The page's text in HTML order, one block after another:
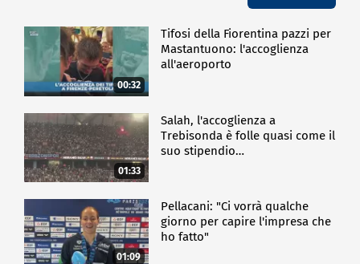
00:32
Tifosi della Fiorentina pazzi per
Mastantuono: l'accoglienza
all'aeroporto
01:33
Salah, l'accoglienza a
Trebisonda è folle quasi come il
suo stipendio…
01:09
Pellacani: "Ci vorrà qualche
giorno per capire l'impresa che
ho fatto"